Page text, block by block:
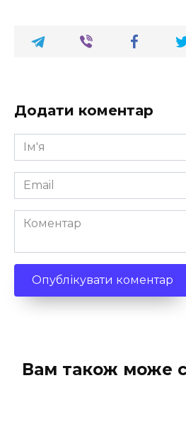
Додати коментар
Ім'я
*
Email
*
Коментар
Вам також може